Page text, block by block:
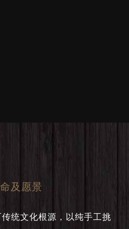
及愿景
统文化根源，以纯手工挑